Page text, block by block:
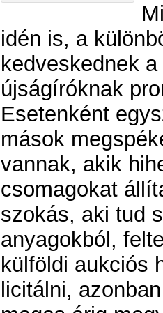
idén is, a
kedveskednek
újságíróknak
Esetenként
mások
vannak, akik
csomagokat
szokás, aki tud
anyagokból,
külföldi aukciós
licitálni,